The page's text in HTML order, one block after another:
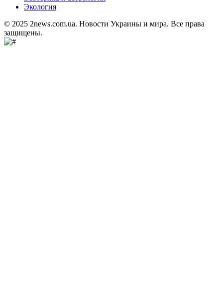
Экология
© 2025 2news.com.ua. Новости Украины и мира. Все права
защищены.